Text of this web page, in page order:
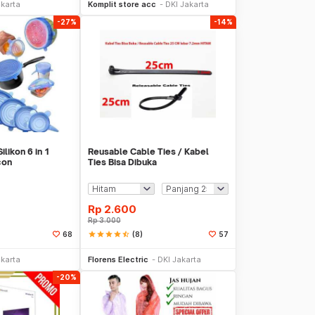
Komplit store acc DKI Jakarta
-27%
6 in 1
68
-14%
Reusable Cable Ties / Kabel
Ties Bisa Dibuka
Rp 2.600
Rp3.000
starstarstarstarstar_half (8) 57
Florens Electric DKI Jakarta
-20%